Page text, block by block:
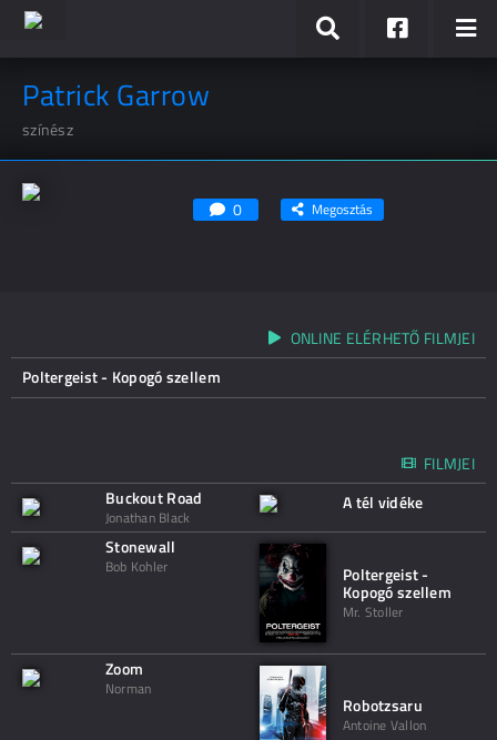
Patrick Garrow
színész
0 Megosztás
ONLINE ELÉRHETŐ FILMJEI
Poltergeist - Kopogó szellem
FILMJEI
Buckout Road
Jonathan Black
A tél vidéke
Stonewall
Bob Kohler Poltergeist -
Kopogó szellem
Mr. Stoller
Zoom
Norman
Robotzsaru
Antoine Vallon